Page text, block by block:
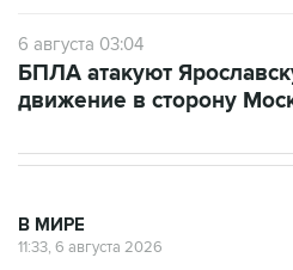
6 августа 03:04
БПЛА атакуют
движение в сторону
В МИРЕ
11:33, 6 августа 2026